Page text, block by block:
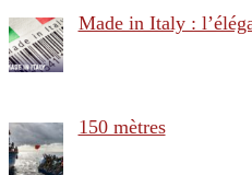
Made in Italy :
150 mètres